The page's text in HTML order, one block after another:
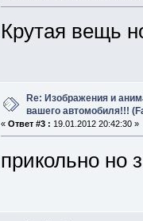
Крутая вещь
Re: Изображения и
вашего автомобиля!!!
« Ответ #3 : 19.01.2012 20:42:30 »
прикольно но